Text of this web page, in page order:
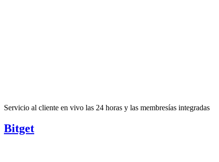
Servicio al cliente en vivo las 24 horas y las membresías integradas
Bitget